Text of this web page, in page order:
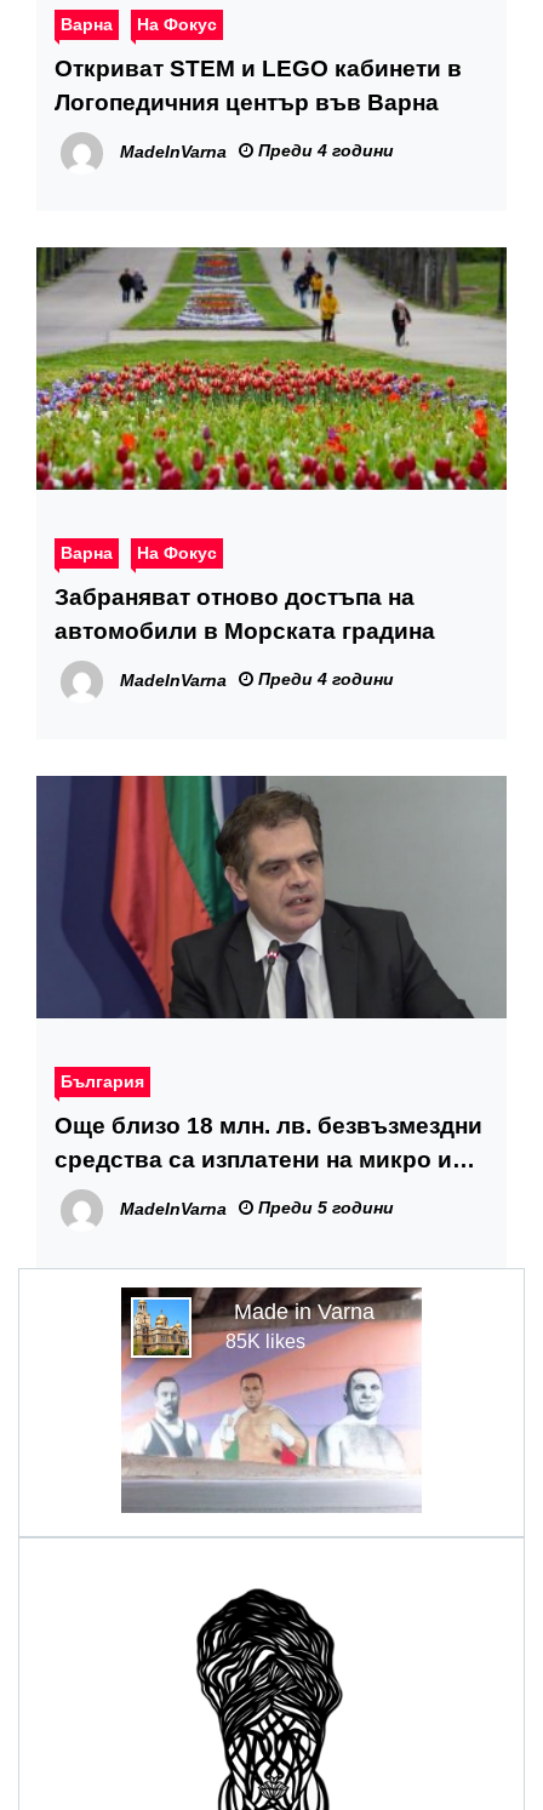
Варна На Фокус
Откриват STEM и LEGO кабинети в
Логопедичния център във Варна
MadeInVarna Преди 4 години
Варна На Фокус
Забраняват отново достъпа на
автомобили в Морската градина
MadeInVarna Преди 4 години
България
Още близо 18 млн. лв. безвъзмездни
средства са изплатени на микро и
малки компании по ОПИК
MadeInVarna Преди 5 години
Made in Varna
85K likes